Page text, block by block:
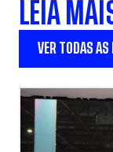
LEIA
VER TODAS AS